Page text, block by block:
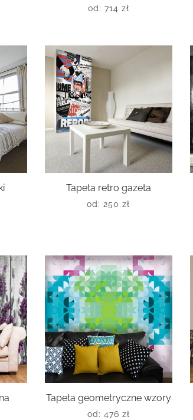
od: 714 zł
Tapeta retro gazeta
od: 250zł
Tapeta geometryczne wzory
od: 476 zł